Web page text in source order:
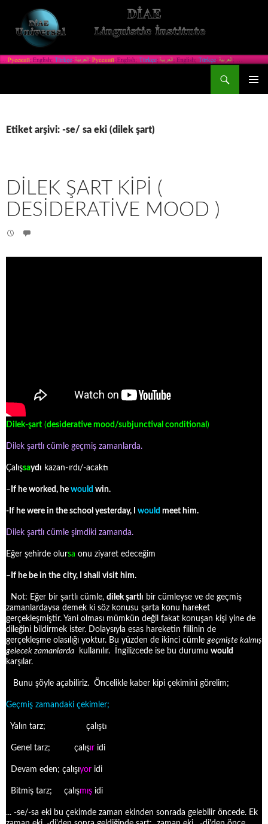
Etiket arşivi: -se/ sa eki (dilek şart)
DILEK ŞART KIPI (
DESIDERATIVE MOOD )
Dilek-şart (desiderative mood /subjunctival conditional )
Dilek şartlı cümle geçmiş zamanlarda.
Çalışsaydı kazan-ırdı/-acaktı
– If he worked, he would win.
-If he were in the school yesterday, I would meet him.
Dilek şartlı cümle şimdiki zamanda.
Eğer şehirde olursa onu ziyaret edeceğim
– If he be in the city, I shall visit him.
Not: Eğer bir şartlı cümle, dilek şartlı bir cümleyse ve de geçmiş
zamanlardaysa demek ki söz konusu şarta konu hareket
gerçekleşmiştir. Yani olması mümkün değil fakat konuşan kişi yine de
dileğini bildirmek ister. Dolaysıyla esas hareketin fiilinin de
gerçekleşme olasılığı yoktur. Bu yüzden de ikinci cümlegeçmişte kalmış
gelecek zamanlarda kullanılır. İngilizcede ise bu durumu would
karşılar.
Bunu şöyle açabiliriz. Öncelikle kaber kipi çekimini görelim;
Geçmiş zamandaki çekimler;
Yalın tarz; çalıştı
Genel tarz; çalışır idi
Devam eden; çalışıyor idi
Bitmiş tarz; çalışmış idi
... -se/-sa eki bu çekimde zaman ekinden sonrada gelebilir öncede. Ek